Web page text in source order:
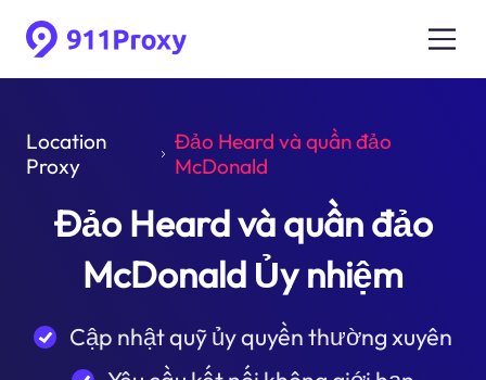
Location
Proxy
Đảo Heard và quần đảo
McDonald
Đảo Heard và quần đảo
McDonald Ủy nhiệm
Cập nhật quỹ ủy quyền thường xuyên